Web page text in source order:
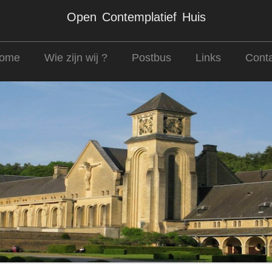
Open Contemplatief Huis
Wie zijn wij ? Postbus Links